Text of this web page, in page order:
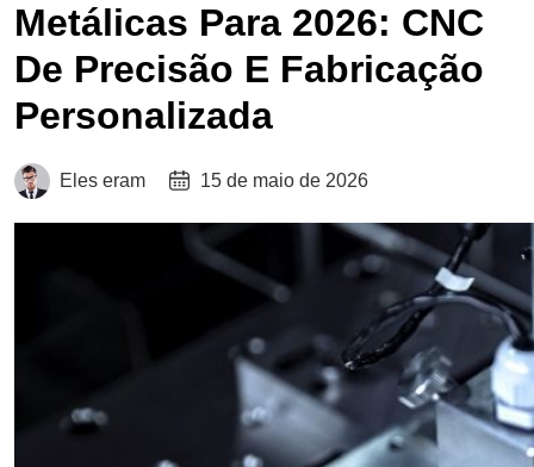
Metálicas Para 2026: CNC
De Precisão E Fabricação
Personalizada
Eles eram 15 de maio de 2026